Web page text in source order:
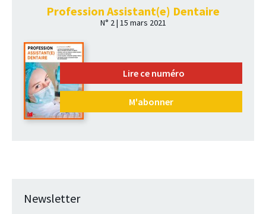
Profession Assistant(e) Dentaire
N° 2 | 15 mars 2021
Lire ce numéro
M'abonner
Newsletter